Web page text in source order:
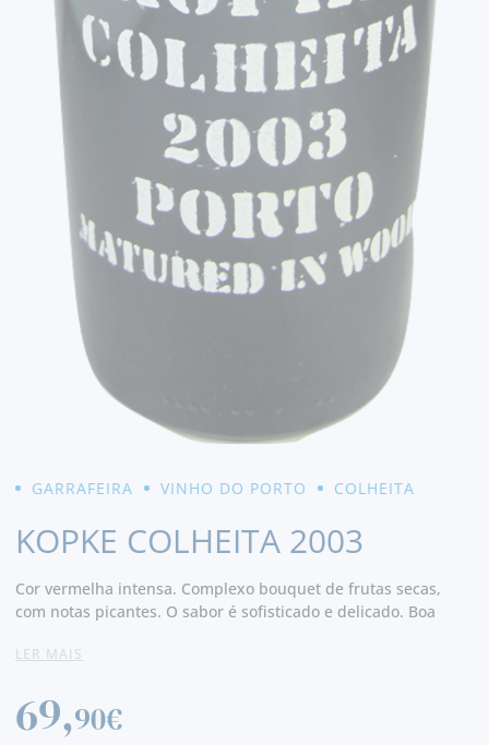
GARRAFEIRA VINHO DO PORTO COLHEITA
KOPKE COLHEITA 2003
Cor vermelha intensa. Complexo bouquet de frutas secas,
com notas picantes. O sabor é sofisticado e delicado. Boa
LER MAIS
69,90€